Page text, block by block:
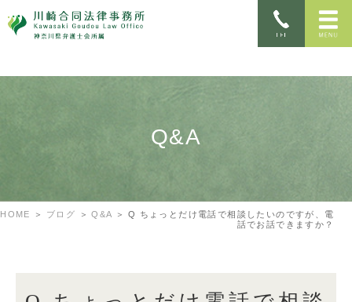
Q&A
HOME ブログ Q&A
Q ちょっとだけ電話で相談したいのですが、電
話でお話できますか？